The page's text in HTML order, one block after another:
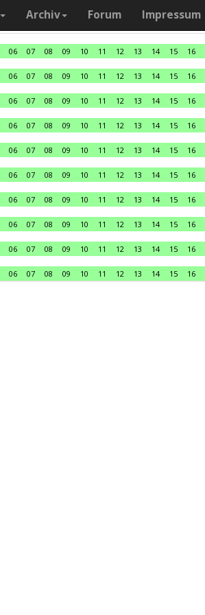
Archiv Forum Impressum
06 07 08 09 10 11 12 13 14 15 16
06 07 08 09 10 11 12 13 14 15 16
06 07 08 09 10 11 12 13 14 15 16
06 07 08 09 10 11 12 13 14 15 16
06 07 08 09 10 11 12 13 14 15 16
06 07 08 09 10 11 12 13 14 15 16
06 07 08 09 10 11 12 13 14 15 16
06 07 08 09 10 11 12 13 14 15 16
06 07 08 09 10 11 12 13 14 15 16
06 07 08 09 10 11 12 13 14 15 16